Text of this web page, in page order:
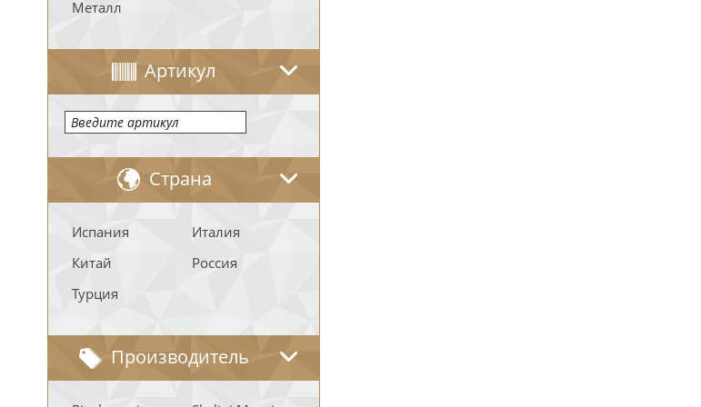
Металл
Артикул
Страна
Испания
Италия
Китай
Россия
Турция
Производитель